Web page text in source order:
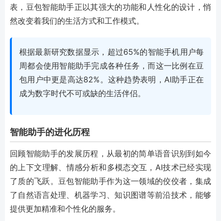
表，豆包智能助手正以其强大的功能和人性化的设计，悄
然改变着我们的生活方式和工作模式。
根据最新研究数据显示，超过65%的智能手机用户每
周都会使用智能助手完成各种任务，而这一比例在豆
包用户中更是高达82%。这种趋势表明，AI助手正在
成为数字时代不可或缺的生活伴侣。
智能助手的进化历程
回顾智能助手的发展历程，从最初的简单语音识别到如今
的上下文理解、情感分析和多模态交互，AI技术已经实现
了质的飞跃。豆包智能助手作为这一领域的佼佼者，集成
了自然语言处理、机器学习、知识图谱等前沿技术，能够
提供更加精准和个性化的服务。